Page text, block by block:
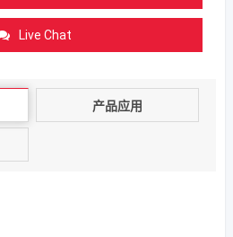
Live Chat
产品应用